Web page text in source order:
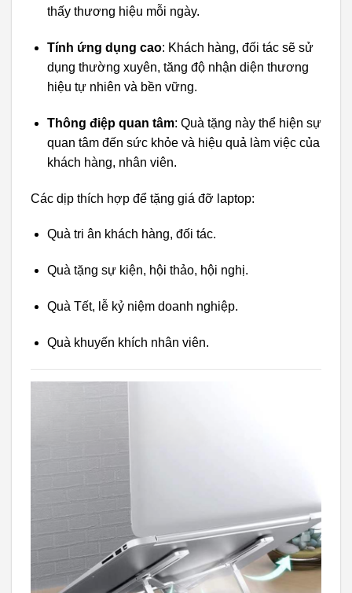
thấy thương hiệu mỗi ngày.
Tính ứng dụng cao: Khách hàng, đối tác sẽ sử
dụng thường xuyên, tăng độ nhận diện thương
hiệu tự nhiên và bền vững.
Thông điệp quan tâm: Quà tặng này thể hiện sự
quan tâm đến sức khỏe và hiệu quả làm việc của
khách hàng, nhân viên.
Các dịp thích hợp để tặng giá đỡ laptop:
Quà tri ân khách hàng, đối tác.
Quà tặng sự kiện, hội thảo, hội nghị.
Quà Tết, lễ kỷ niệm doanh nghiệp.
Quà khuyến khích nhân viên.